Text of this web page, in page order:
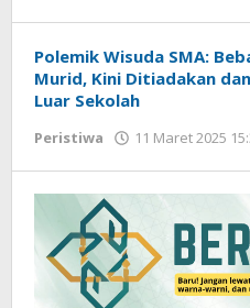
Polemik Wisuda SMA:
Murid, Kini Ditiadakan
Luar Sekolah
Peristiwa 11 Maret 2025